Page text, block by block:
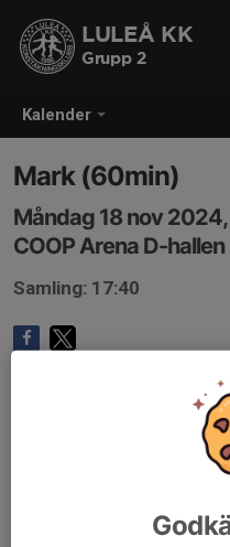
Kalender
LULEÅ KK
Grupp 2
Mark (60min)
Måndag 18 nov
COOP Arena D-hallen
Samling: 17:40